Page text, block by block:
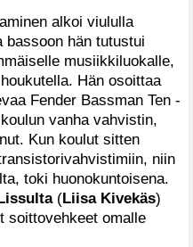
alkoi viululla
hän tutustui
musiikkiluokalle,
Hän osoittaa
Fender Bassman Ten -
vanha vahvistin,
Kun koulut sitten
niin
toki huonokuntoisena.
(Liisa Kivekäs)
soittovehkeet omalle